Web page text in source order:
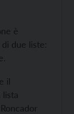
è
due liste:
il